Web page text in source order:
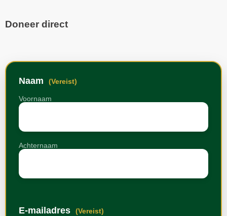
Doneer direct
Naam (Vereist)
Voornaam
Achternaam
E-mailadres (Vereist)